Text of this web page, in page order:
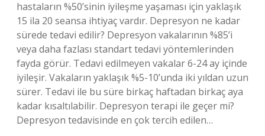
hastaların %50’sinin iyileşme yaşaması için yaklaşık
15 ila 20 seansa ihtiyaç vardır. Depresyon ne kadar
sürede tedavi edilir? Depresyon vakalarının %85’i
veya daha fazlası standart tedavi yöntemlerinden
fayda görür. Tedavi edilmeyen vakalar 6-24 ay içinde
iyileşir. Vakaların yaklaşık %5-10’unda iki yıldan uzun
sürer. Tedavi ile bu süre birkaç haftadan birkaç aya
kadar kısaltılabilir. Depresyon terapi ile geçer mi?
Depresyon tedavisinde en çok tercih edilen…